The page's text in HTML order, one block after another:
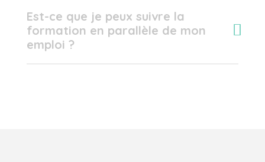
Est-ce que je peux suivre la
formation en parallèle de mon
emploi ?